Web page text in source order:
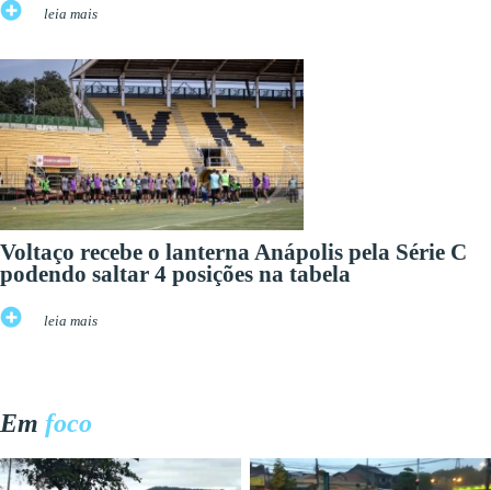
leia mais
Voltaço recebe o lanterna Anápolis pela Série C
podendo saltar 4 posições na tabela
leia mais
Em foco